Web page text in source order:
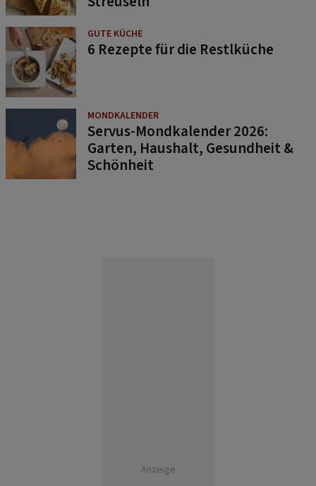
GUTE KÜCHE
6 Rezepte für die Restlküche
MONDKALENDER
Servus-Mondkalender 2026:
Garten, Haushalt, Gesundheit &
Schönheit
Anzeige